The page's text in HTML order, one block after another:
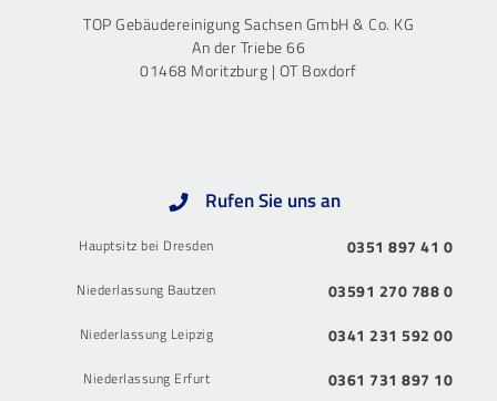
TOP Gebäudereinigung Sachsen GmbH & Co. KG
An der Triebe 66
01468 Moritzburg | OT Boxdorf
Rufen Sie uns an
Hauptsitz bei Dresden 0351 897 41 0
Niederlassung Bautzen 03591 270 788 0
Niederlassung Leipzig 0341 231 592 00
Niederlassung Erfurt 0361 731 897 10